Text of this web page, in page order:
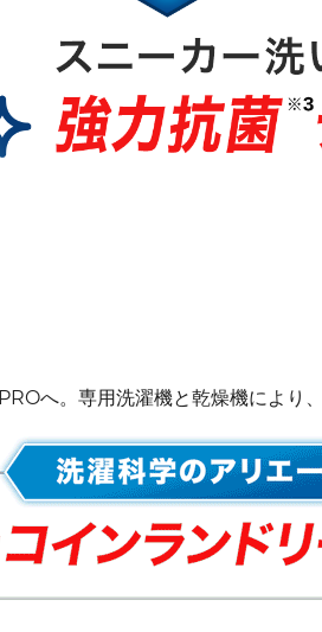
へ。専用洗濯機と乾燥機により